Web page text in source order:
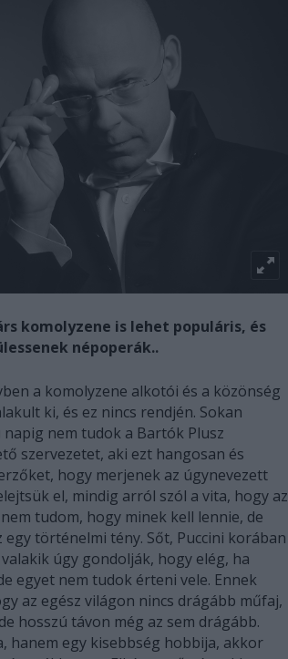
komolyzene is lehet populáris, és
népoperák..
a komolyzene alkotói és a közönség
ki, és ez nincs rendjén. Sokan
nem tudok a Bartók Plusz
szervezetet, aki ezt hangosan és
hogy merjenek az úgynevezett
el, mindig arról szól a vita, hogy az
tudom, hogy minek kell lennie, de
történelmi tény. Sőt, Puccini korában
úgy gondolják, hogy elég, ha
egyet nem tudok érteni vele. Ennek
az egész világon nincs drágább műfaj,
hosszú távon még az sem drágább.
hanem egy kisebbség hobbija, akkor